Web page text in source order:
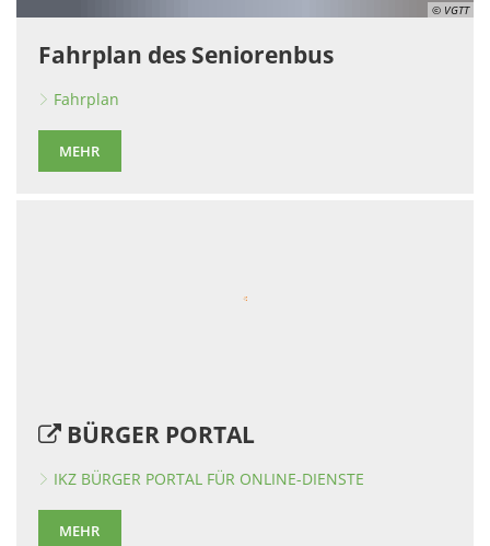
© VGTT
Fahrplan des Seniorenbus
Fahrplan
MEHR
BÜRGER PORTAL
IKZ BÜRGER PORTAL FÜR ONLINE-DIENSTE
MEHR